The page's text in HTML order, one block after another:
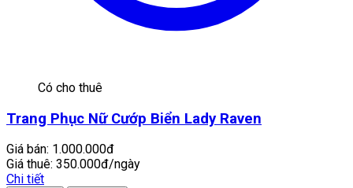
Có cho thuê
Trang Phục Nữ Cướp Biển Lady Raven
Giá bán: 1.000.000đ
Giá thuê: 350.000đ/ngày
Chi tiết